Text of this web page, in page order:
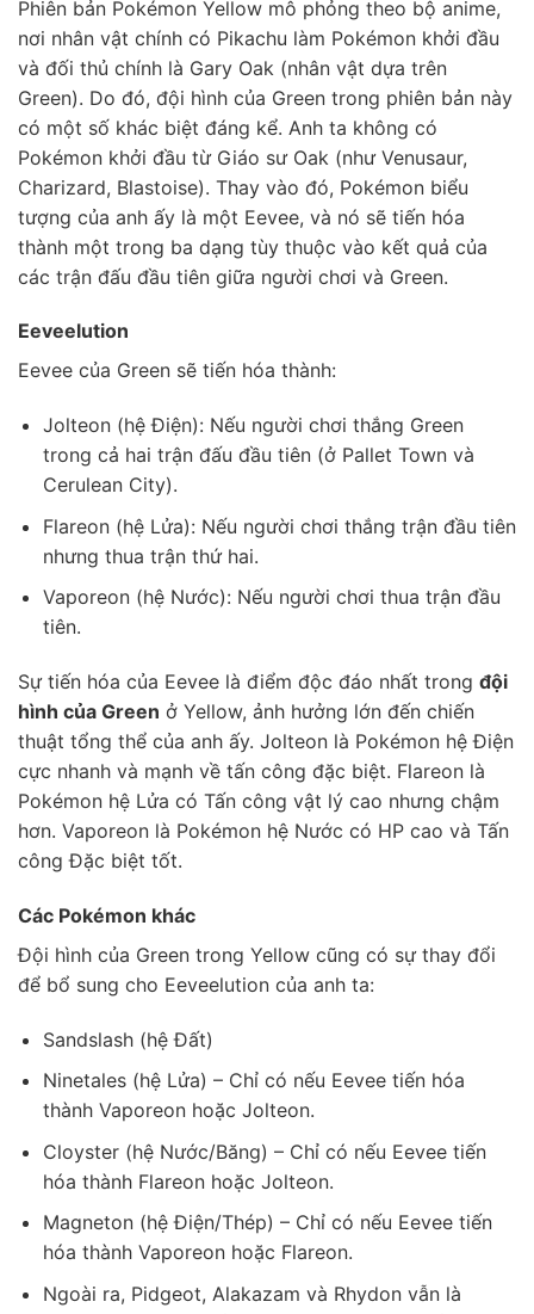
Phiên bản Pokémon Yellow mô phỏng theo bộ anime,
nơi nhân vật chính có Pikachu làm Pokémon khởi đầu
và đối thủ chính là Gary Oak (nhân vật dựa trên
Green). Do đó, đội hình của Green trong phiên bản này
có một số khác biệt đáng kể. Anh ta không có
Pokémon khởi đầu từ Giáo sư Oak (như Venusaur,
Charizard, Blastoise). Thay vào đó, Pokémon biểu
tượng của anh ấy là một Eevee, và nó sẽ tiến hóa
thành một trong ba dạng tùy thuộc vào kết quả của
các trận đấu đầu tiên giữa người chơi và Green.
Eeveelution
Eevee của Green sẽ tiến hóa thành:
Jolteon (hệ Điện): Nếu người chơi thắng Green
trong cả hai trận đấu đầu tiên (ở Pallet Town và
Cerulean City).
Flareon (hệ Lửa): Nếu người chơi thắng trận đầu tiên
nhưng thua trận thứ hai.
Vaporeon (hệ Nước): Nếu người chơi thua trận đầu
tiên.
Sự tiến hóa của Eevee là điểm độc đáo nhất trong đội
hình của Green ở Yellow, ảnh hưởng lớn đến chiến
thuật tổng thể của anh ấy. Jolteon là Pokémon hệ Điện
cực nhanh và mạnh về tấn công đặc biệt. Flareon là
Pokémon hệ Lửa có Tấn công vật lý cao nhưng chậm
hơn. Vaporeon là Pokémon hệ Nước có HP cao và Tấn
công Đặc biệt tốt.
Các Pokémon khác
Đội hình của Green trong Yellow cũng có sự thay đổi
để bổ sung cho Eeveelution của anh ta:
Sandslash (hệ Đất)
Ninetales (hệ Lửa) – Chỉ có nếu Eevee tiến hóa
thành Vaporeon hoặc Jolteon.
Cloyster (hệ Nước/Băng) – Chỉ có nếu Eevee tiến
hóa thành Flareon hoặc Jolteon.
Magneton (hệ Điện/Thép) – Chỉ có nếu Eevee tiến
hóa thành Vaporeon hoặc Flareon.
Ngoài ra, Pidgeot, Alakazam và Rhydon vẫn là